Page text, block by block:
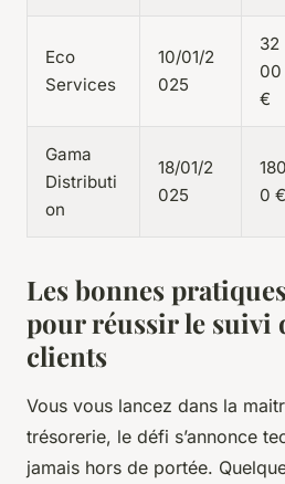
Eco
Services
10/01/2
025
32
00
€
Gama
Distributi
on
18/01/2
025
180
0 €
Les bonnes
pour réussir le suivi
clients
Vous vous lancez dans la
trésorerie, le défi s’annonce
jamais hors de portée.